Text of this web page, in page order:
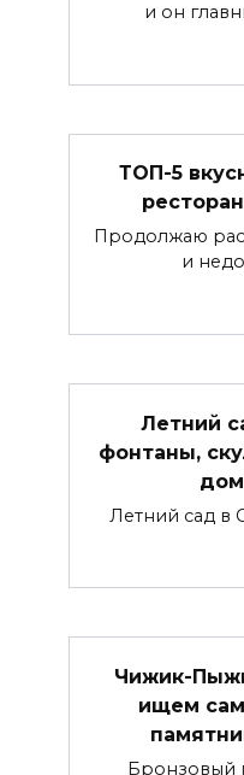
и он
ТОП-5
Продолжаю
и
Летний
фонтаны,
Летний сад в
Чижик-
ищем
Бронзовый